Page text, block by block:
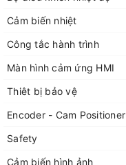
Cảm biến nhiệt
Công tắc hành trình
Màn hình cảm ứng HMI
Thiêt bị bảo vệ
Encoder - Cam Positioner
Safety
Cảm biến hình ảnh